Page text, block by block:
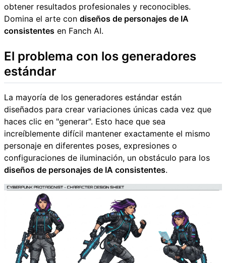
obtener resultados profesionales y reconocibles.
Domina el arte con diseños de personajes de IA
consistentes en Fanch AI.
El problema con los generadores
estándar
La mayoría de los generadores estándar están
diseñados para crear variaciones únicas cada vez que
haces clic en "generar". Esto hace que sea
increíblemente difícil mantener exactamente el mismo
personaje en diferentes poses, expresiones o
configuraciones de iluminación, un obstáculo para los
diseños de personajes de IA consistentes.